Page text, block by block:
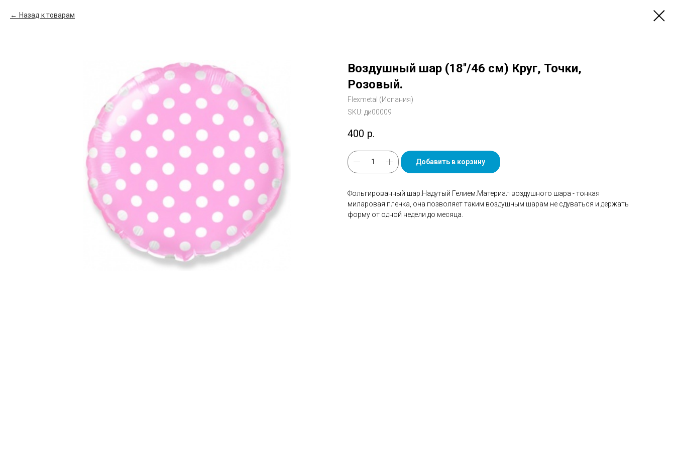
Назад к товарам
Воздушный шар (18''/46 см) Круг, Точки,
Розовый.
Flexmetal (Испания)
SKU: ди00009
400 р.
Добавить в корзину
Фольгированный шар.Надутый Гелием.Материал воздушного шара - тонкая
миларовая пленка, она позволяет таким воздушным шарам не сдуваться и держать
форму от одной недели до месяца.